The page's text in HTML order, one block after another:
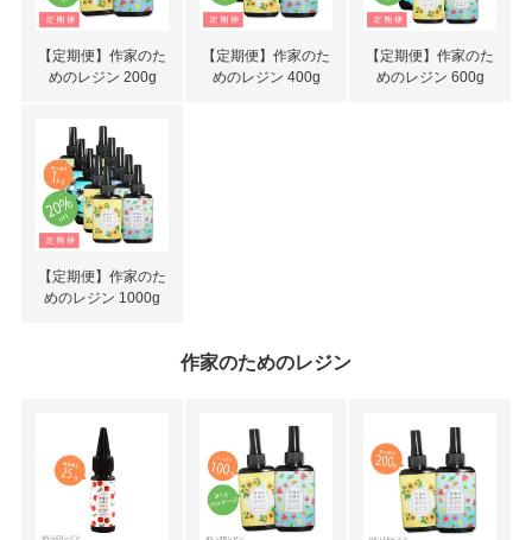
【定期便】作家のた
めのレジン 200g
【定期便】作家のた
めのレジン 400g
【定期便】作家のた
めのレジン 600g
【定期便】作家のた
めのレジン 1000g
作家のためのレジン